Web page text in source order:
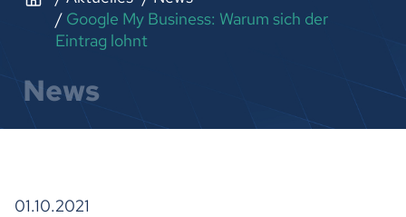
Google My Business: Warum sich der
Eintrag lohnt
News
01.10.2021